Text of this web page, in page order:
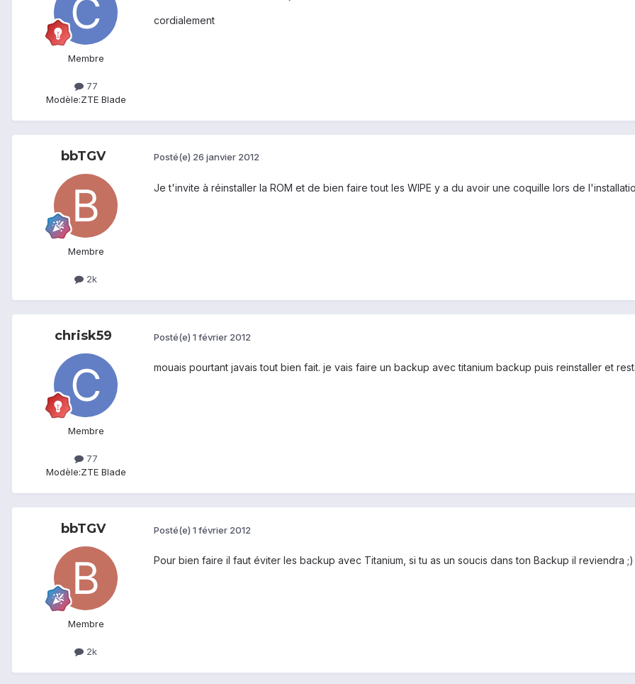
Membre
77
Modèle:ZTE Blade
cordialement
bbTGV
Membre
2k
Posté(e) 26 janvier 2012
Je t'invite à réinstaller la ROM et de bien faire tout les WIPE y a du avoir une coquille lors de
chrisk59
Membre
77
Modèle:ZTE Blade
Posté(e) 1 février 2012
mouais pourtant javais tout bien fait. je vais faire un backup avec titanium backup puis reinstaller et
bbTGV
Membre
2k
Posté(e) 1 février 2012
Pour bien faire il faut éviter les backup avec Titanium, si tu as un soucis dans ton Backup il reviendra ;)